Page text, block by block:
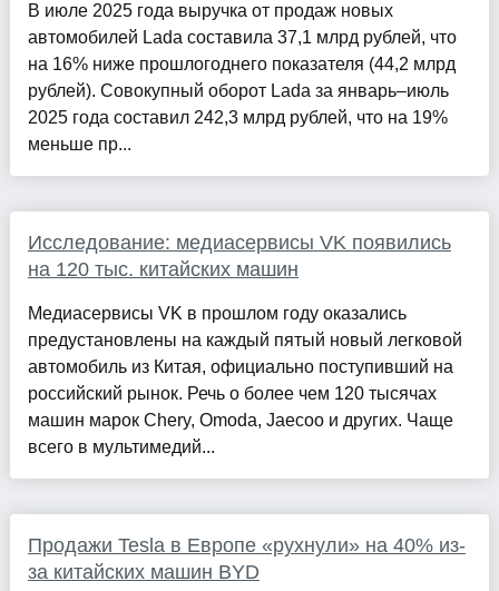
В июле 2025 года выручка от продаж новых
автомобилей Lada составила 37,1 млрд рублей, что
на 16% ниже прошлогоднего показателя (44,2 млрд
рублей). Совокупный оборот Lada за январь–июль
2025 года составил 242,3 млрд рублей, что на 19%
меньше пр...
Исследование: медиасервисы VK появились
на 120 тыс. китайских машин
Медиасервисы VK в прошлом году оказались
предустановлены на каждый пятый новый легковой
автомобиль из Китая, официально поступивший на
российский рынок. Речь о более чем 120 тысячах
машин марок Chery, Omoda, Jaecoo и других. Чаще
всего в мультимедий...
Продажи Tesla в Европе «рухнули» на 40% из-
за китайских машин BYD